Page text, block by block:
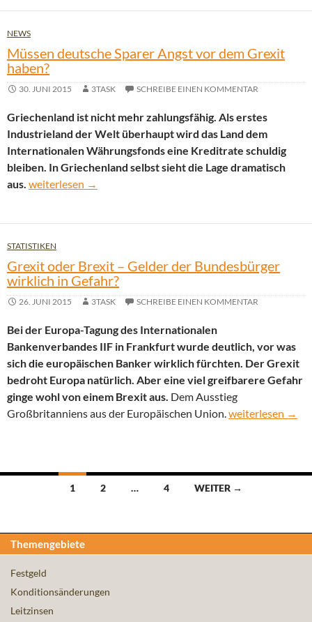
NEWS
Müssen deutsche Sparer Angst vor dem Grexit
haben?
30. JUNI 2015 3TASK SCHREIBE EINEN KOMMENTAR
Griechenland ist nicht mehr zahlungsfähig. Als erstes
Industrieland der Welt überhaupt wird das Land dem
Internationalen Währungsfonds eine Kreditrate schuldig
bleiben. In Griechenland selbst sieht die Lage dramatisch
aus. Müssen deutsche Sparer Angst vor dem Grexit haben?
weiterlesen →
STATISTIKEN
Grexit oder Brexit – Gelder der Bundesbürger
wirklich in Gefahr?
26. JUNI 2015 3TASK SCHREIBE EINEN KOMMENTAR
Bei der Europa-Tagung des Internationalen
Bankenverbandes IIF in Frankfurt wurde deutlich, vor was
sich die europäischen Banker wirklich fürchten. Der Grexit
bedroht Europa natürlich. Aber eine viel greifbarere Gefahr
ginge wohl von einem Brexit aus. Dem Ausstieg
Großbritanniens aus der Europäischen Union.Grexit oder
weiterlesen →
Beitragsnavigation
1 2 … 4 WEITER →
Themengebiete
Festgeld
Konditionsänderungen
Leitzinsen